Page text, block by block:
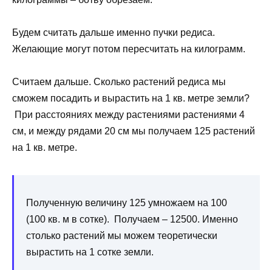
Будем считать дальше именно пучки редиса.
Желающие могут потом пересчитать на килограмм.
Считаем дальше. Сколько растений редиса мы
сможем посадить и вырастить на 1 кв. метре земли?
При расстояниях между растениями растениями 4
см, и между рядами 20 см мы получаем 125 растений
на 1 кв. метре.
Полученную величину 125 умножаем на 100
(100 кв. м в сотке). Получаем – 12500. Именно
столько растений мы можем теоретически
вырастить на 1 сотке земли.